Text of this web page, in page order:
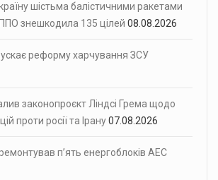
шістьма балістичними ракетами
знешкодила 135 цілей 08.08.2026
реформу харчування ЗСУ
законопроєкт Ліндсі Грема щодо
проти росії та Ірану07.08.2026
п’ять енергоблоків АЕС